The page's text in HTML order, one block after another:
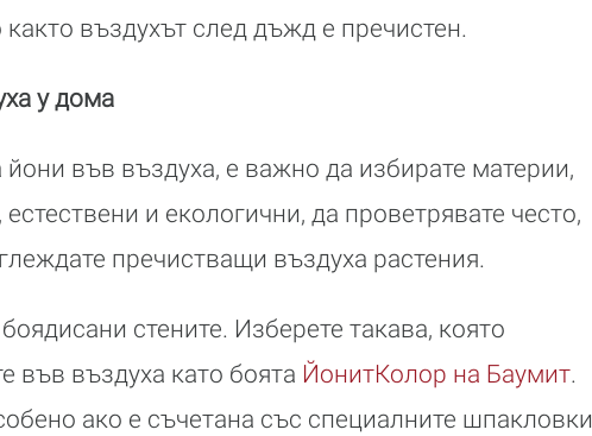
въздухът след дъжд е пречистен.
у дома
във въздуха, е важно да избирате материи,
и екологични, да проветрявате често,
пречистващи въздуха растения.
стените. Изберете такава, която
във въздуха като боята ЙонитКолор на Баумит.
ако е съчетана със специалните шпакловки